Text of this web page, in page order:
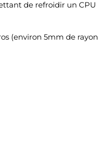
de refroidir un CPU
(environ 5mm de